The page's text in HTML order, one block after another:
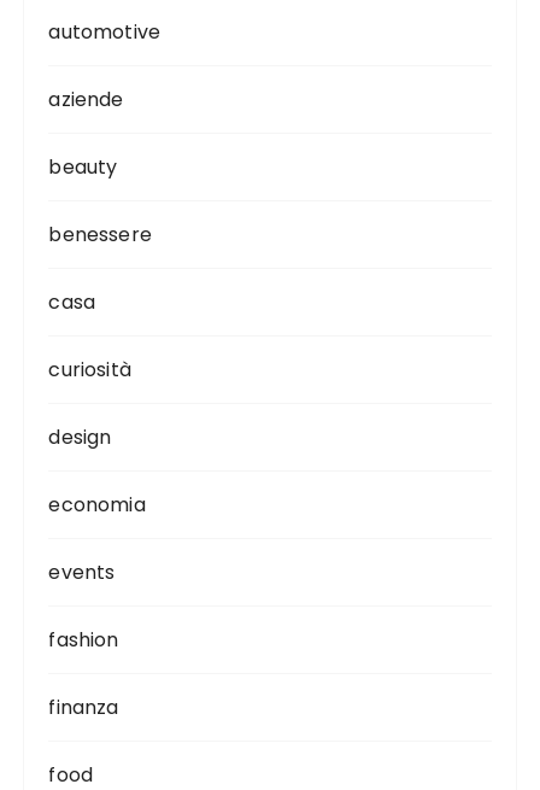
automotive
aziende
beauty
benessere
casa
curiosità
design
economia
events
fashion
finanza
food